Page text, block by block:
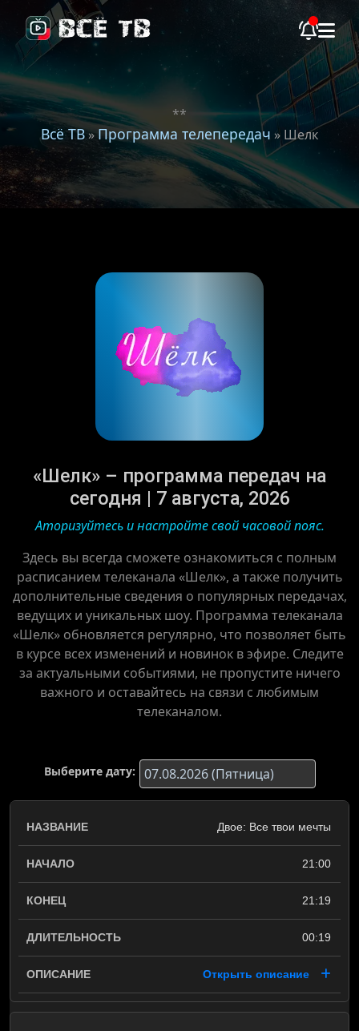
**
Всё ТВ»Программа телепередач » Шелк
«Шелк» – программа передач на
сегодня | 7 августа, 2026
Аторизуйтесь и настройте свой часовой пояс.
Здесь вы всегда сможете ознакомиться с полным
расписанием телеканала «Шелк», а также получить
дополнительные сведения о популярных передачах,
ведущих и уникальных шоу. Программа телеканала
«Шелк» обновляется регулярно, что позволяет быть
в курсе всех изменений и новинок в эфире. Следите
за актуальными событиями, не пропустите ничего
важного и оставайтесь на связи с любимым
телеканалом.
Выберите дату:
Двое: Все твои мечты
21:00
21:19
00:19
Открыть описание